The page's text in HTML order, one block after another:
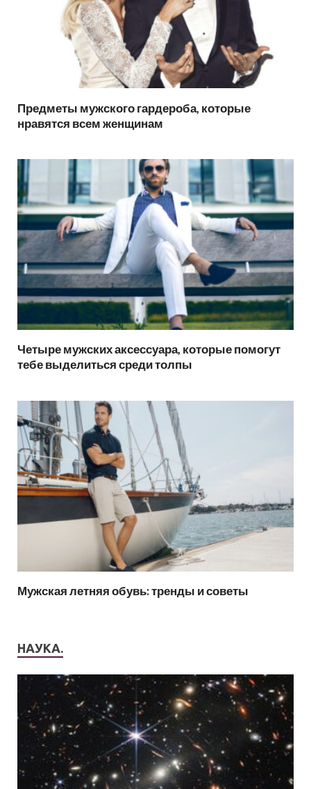
Предметы мужского гардероба, которые
нравятся всем женщинам
Четыре мужских аксессуара, которые помогут
тебе выделиться среди толпы
Мужская летняя обувь: тренды и советы
НАУКА.